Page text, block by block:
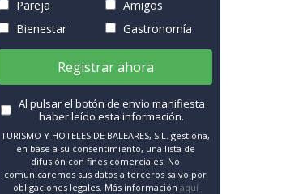
Pareja
Amigos
Bienestar
Gastronomía
Registrar ahora
Al pulsar el botón de envío manifiesta
haber leído esta información.
TURISMO Y HOTELES DE BALEARES, S.L. gestiona,
en base a su consentimiento, una lista de
difusión con fines comerciales. No
comunicaremos sus datos a terceros salvo por
obligaciones legales. Más información aquí